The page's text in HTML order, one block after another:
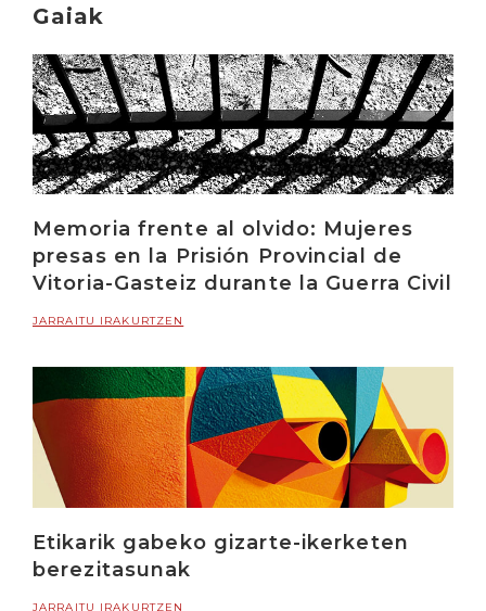
Gaiak
Memoria frente al olvido: Mujeres
presas en la Prisión Provincial de
Vitoria-Gasteiz durante la Guerra Civil
JARRAITU IRAKURTZEN
Etikarik gabeko gizarte-ikerketen
berezitasunak
JARRAITU IRAKURTZEN